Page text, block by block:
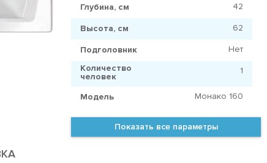
Глубина, см 42
Высота, см 62
Подголовник
Нет
Количество
человек
1
Модель Монако 160
Показать все параметры